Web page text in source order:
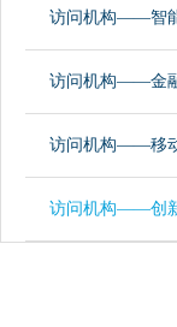
访问机构——智
访问机构——金
访问机构——移
访问机构——创